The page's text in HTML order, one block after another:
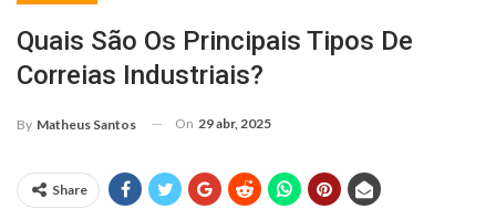
Quais São Os Principais Tipos De
Correias Industriais?
By Matheus Santos On 29 abr, 2025
Share